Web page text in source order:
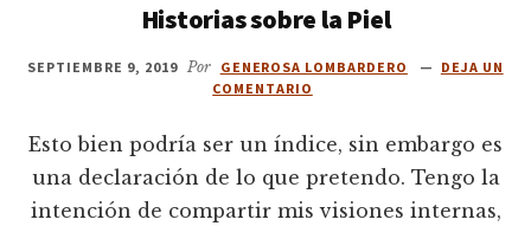
Historias sobre la Piel
SEPTIEMBRE 9, 2019 Por GENEROSA LOMBARDERO
DEJA UN
COMENTARIO
Esto bien podría ser un índice, sin embargo es
una declaración de lo que pretendo. Tengo la
intención de compartir mis visiones internas,